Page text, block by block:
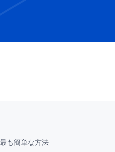
も簡単な方法